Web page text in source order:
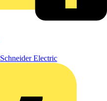
Schneider Electric